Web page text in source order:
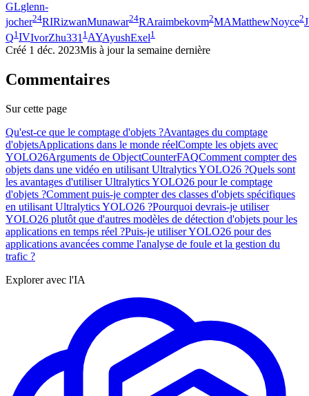
GLglenn-
jocher24RIRizwanMunawar24RAraimbekovm2MAMatthewNoyce2
Q1 IVIvorZhu331 1 AYAyushExel1
Créé 1 déc. 2023Mis à jour la semaine dernière
Commentaires
Sur cette page
Qu'est-ce que le comptage d'objets ?Avantages du comptage
d'objetsApplications dans le monde réelCompte les objets avec
YOLO26Arguments de ObjectCounterFAQComment compter des
objets dans une vidéo en utilisant Ultralytics YOLO26 ?Quels sont
les avantages d'utiliser Ultralytics YOLO26 pour le comptage
d'objets ?Comment puis-je compter des classes d'objets spécifiques
en utilisant Ultralytics YOLO26 ?Pourquoi devrais-je utiliser
YOLO26 plutôt que d'autres modèles de détection d'objets pour les
applications en temps réel ?Puis-je utiliser YOLO26 pour des
applications avancées comme l'analyse de foule et la gestion du
trafic ?
Explorer avec l'IA